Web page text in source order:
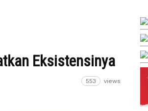
Eksistensinya
553 views